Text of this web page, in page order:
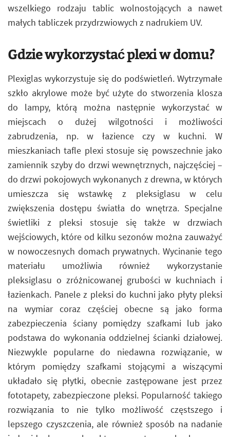
wszelkiego rodzaju tablic wolnostojących a nawet
małych tabliczek przydrzwiowych z nadrukiem UV.
Gdzie wykorzystać plexi w domu?
Plexiglas wykorzystuje się do podświetleń. Wytrzymałe
szkło akrylowe może być użyte do stworzenia klosza
do lampy, którą można następnie wykorzystać w
miejscach o dużej wilgotności i możliwości
zabrudzenia, np. w łazience czy w kuchni. W
mieszkaniach tafle plexi stosuje się powszechnie jako
zamiennik szyby do drzwi wewnętrznych, najczęściej –
do drzwi pokojowych wykonanych z drewna, w których
umieszcza się wstawkę z pleksiglasu w celu
zwiększenia dostępu światła do wnętrza. Specjalne
świetliki z pleksi stosuje się także w drzwiach
wejściowych, które od kilku sezonów można zauważyć
w nowoczesnych domach prywatnych. Wycinanie tego
materiału umożliwia również wykorzystanie
pleksiglasu o zróżnicowanej grubości w kuchniach i
łazienkach. Panele z pleksi do kuchni jako płyty pleksi
na wymiar coraz częściej obecne są jako forma
zabezpieczenia ściany pomiędzy szafkami lub jako
podstawa do wykonania oddzielnej ścianki działowej.
Niezwykle popularne do niedawna rozwiązanie, w
którym pomiędzy szafkami stojącymi a wiszącymi
układało się płytki, obecnie zastępowane jest przez
fototapety, zabezpieczone pleksi. Popularność takiego
rozwiązania to nie tylko możliwość częstszego i
lepszego czyszczenia, ale również sposób na nadanie